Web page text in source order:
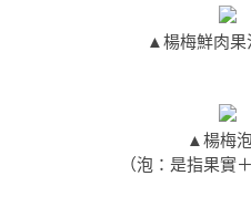
▲楊梅鮮肉果
▲楊梅
（泡：是指果實